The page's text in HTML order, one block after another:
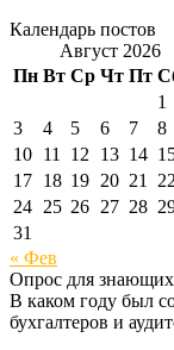
Календарь постов
Август 2026
Пн Вт Ср Чт Пт
1
3
4 5 6 7 8
10 11 12 13 14
17 18 19 20 21 22
24 25 26 27 28
31
« Фев
Опрос для знающих
В каком году был
бухгалтеров и